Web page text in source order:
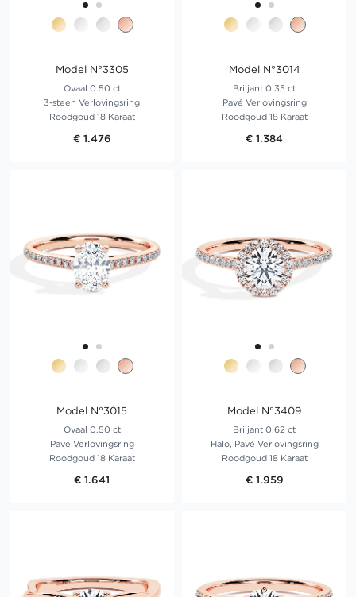
Model N°3305
Ovaal 0.50 ct
3-steen Verlovingsring
Roodgoud 18 Karaat
€ 1.476
Model N°3014
Briljant 0.35 ct
Pavé Verlovingsring
Roodgoud 18 Karaat
€ 1.384
Model N°3015
Ovaal 0.50 ct
Pavé Verlovingsring
Roodgoud 18 Karaat
€ 1.641
Model N°3409
Briljant 0.62 ct
Halo, Pavé Verlovingsring
Roodgoud 18 Karaat
€ 1.959